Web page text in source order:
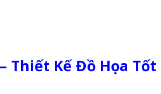
Thiết Kế Đồ Họa Tốt